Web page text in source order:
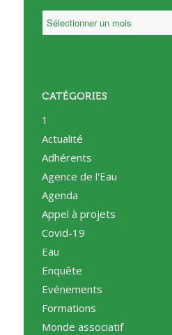
CATÉGORIES
1
Actualité
Adhérents
Agence de l'Eau
Agenda
Appel à projets
Covid-19
Eau
Enquête
Evénements
Formations
Monde associatif